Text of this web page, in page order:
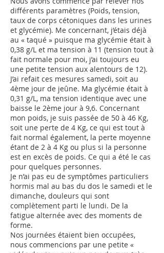
différents paramètres (Poids, tension,
taux de corps cétoniques dans les urines
et glycémie). Me concernant, j’étais déjà
au « taqué » puisque ma glycémie était à
0,38 g/L et ma tension à 11 (tension tout à
fait normale pour moi, j’ai toujours eu
une petite tension aux alentours de 12).
J’ai refait ces mesures samedi, soit au
4ème jour de jeûne. Ma glycémie était à
0,31 g/L, ma tension identique avec une
baisse le 2ème jour à 9,6. Concernant
mon poids, je suis passée de 50 à 46 Kg,
soit une perte de 4 Kg, ce qui est tout à
fait normal également, la perte moyenne
étant de 2 à 4 Kg ou plus si la personne
est en excès de poids. Ce qui a été le cas
pour quelques personnes.
Je n’ai pas eu de symptômes particuliers
hormis mal au bas du dos le samedi et le
dimanche, douleurs qui sont
complètement parti le lundi. De la
fatigue alternée avec des moments de
forme.
Nos journées étaient bien occupées,
nous commencions par une petite «